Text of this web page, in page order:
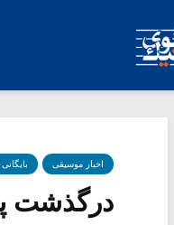
اخبار موسیقی
درگذشت